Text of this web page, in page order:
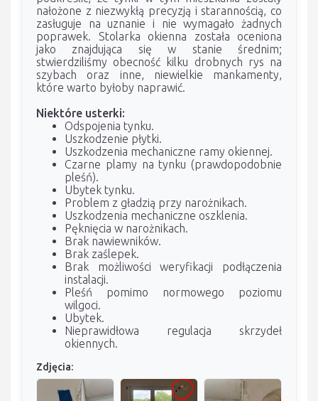
nałożone z niezwykłą precyzją i starannością, co
zasługuje na uznanie i nie wymagało żadnych
poprawek. Stolarka okienna została oceniona
jako znajdująca się w stanie średnim;
stwierdziliśmy obecność kilku drobnych rys na
szybach oraz inne, niewielkie mankamenty,
które warto byłoby naprawić.
Niektóre usterki:
Odspojenia tynku.
Uszkodzenie płytki.
Uszkodzenia mechaniczne ramy okiennej.
Czarne plamy na tynku (prawdopodobnie
pleśń).
Ubytek tynku.
Problem z gładzią przy narożnikach.
Uszkodzenia mechaniczne oszklenia.
Pęknięcia w narożnikach.
Brak nawiewników.
Brak zaślepek.
Brak możliwości weryfikacji podłączenia
instalacji.
Pleśń pomimo normowego poziomu
wilgoci.
Ubytek.
Nieprawidłowa regulacja skrzydeł
okiennych.
Zdjęcia: